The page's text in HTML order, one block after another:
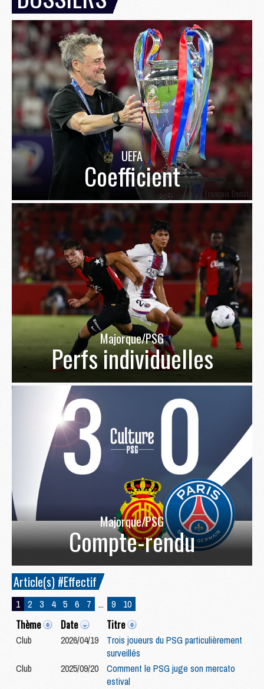
UEFA
Coefficient
Majorque/PSG
Perfs individuelles
Majorque/PSG
Compte-rendu
Article(s) #Effectif
1 2 3 4 5 6 7 ... 9 10
Thème Date Titre
Club 2026/04/19
Trois joueurs du PSG particulièrement
surveillés
Club
2025/09/20
Comment le PSG juge son mercato
estival